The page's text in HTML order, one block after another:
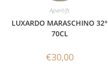
Aperitifs
LUXARDO MARASCHINO 32°
70CL
€30,00